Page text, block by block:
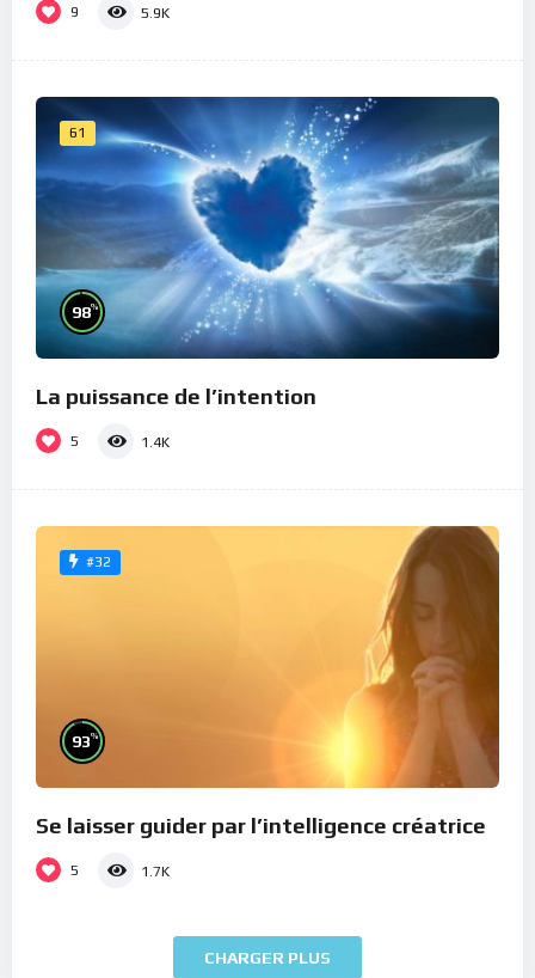
9 5.9K
61
98%
La puissance de l’intention
5 1.4K
#32
93%
Se laisser guider par l’intelligence créatrice
5 1.7K
CHARGER PLUS